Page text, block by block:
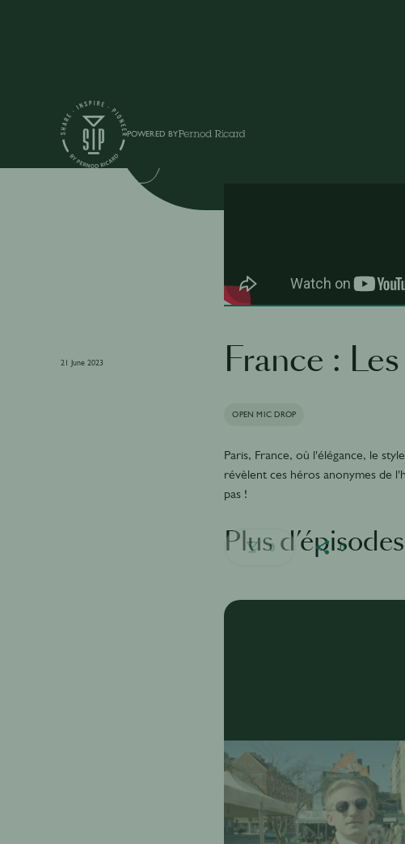
POWERED BY
Vidéos
OPEN MIC DROP
21 June 2023 France :
OPEN MIC DROP
Paris, France, où l'élégance, le
révèlent ces héros anonymes de
pas !
0 0
Plus d’épisodes